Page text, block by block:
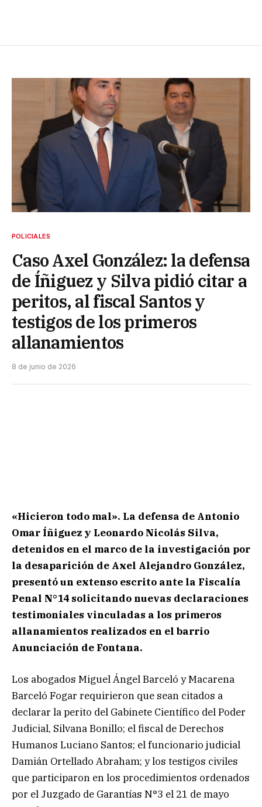
POLICIALES
Caso Axel González: la defensa
de Íñiguez y Silva pidió citar a
peritos, al fiscal Santos y
testigos de los primeros
allanamientos
8 de junio de 2026
«Hicieron todo mal». La defensa de Antonio
Omar Íñiguez y Leonardo Nicolás Silva,
detenidos en el marco de la investigación por
la desaparición de Axel Alejandro González,
presentó un extenso escrito ante la Fiscalía
Penal N°14 solicitando nuevas declaraciones
testimoniales vinculadas a los primeros
allanamientos realizados en el barrio
Anunciación de Fontana.
Los abogados Miguel Ángel Barceló y Macarena
Barceló Fogar requirieron que sean citados a
declarar la perito del Gabinete Científico del Poder
Judicial, Silvana Bonillo; el fiscal de Derechos
Humanos Luciano Santos; el funcionario judicial
Damián Ortellado Abraham; y los testigos civiles
que participaron en los procedimientos ordenados
por el Juzgado de Garantías N°3 el 21 de mayo